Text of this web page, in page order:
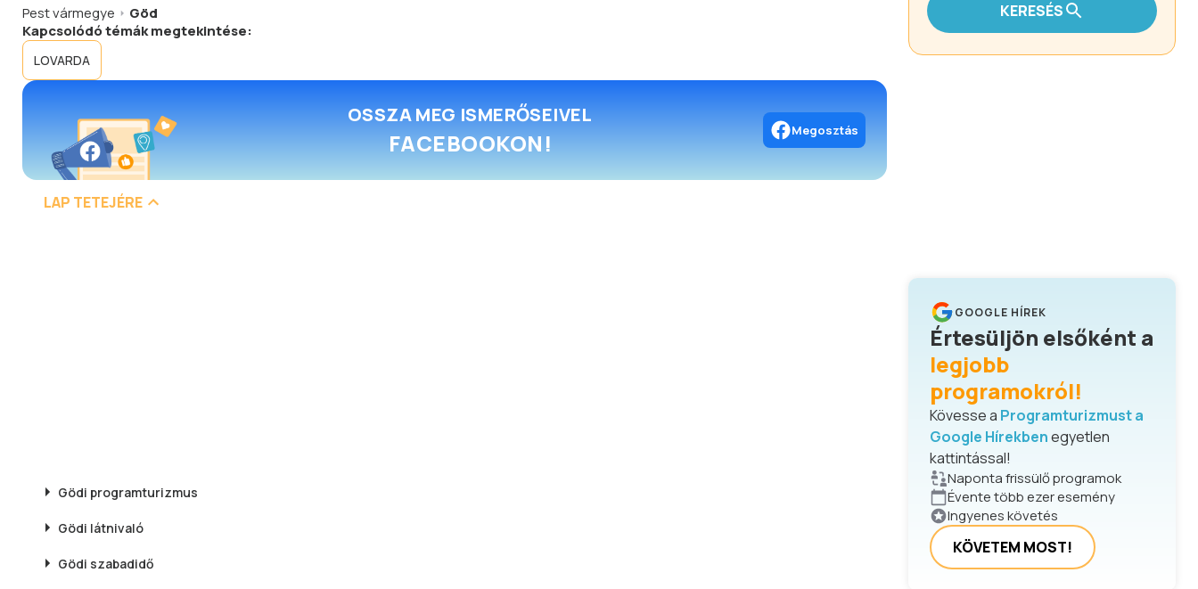
Pest vármegye
Göd
Kapcsolódó témák megtekintése:
LOVARDA
OSSZA MEG ISMERŐSEIVEL
FACEBOOKON! Megosztás
LAP TETEJÉRE
Gödi programturizmus
Gödi látnivaló
Gödi szabadidő
KERESÉS
GOOGLE HÍREK
Értesüljön elsőként a
legjobb
programokról!
Kövesse a Programturizmust a
Google Hírekbenegyetlen
kattintással!
Naponta frissülő programok
Évente több ezer esemény
Ingyenes követés
KÖVETEM MOST!